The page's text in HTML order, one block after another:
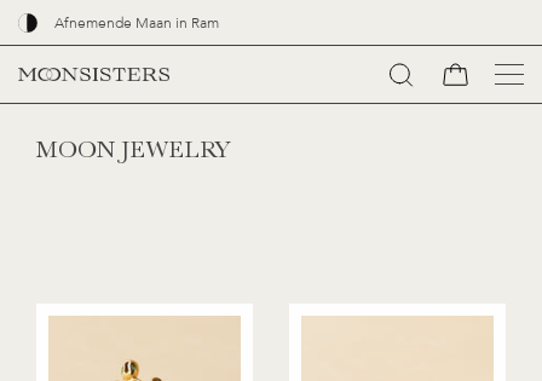
Afnemende Maan in Ram
MOON JEWELRY